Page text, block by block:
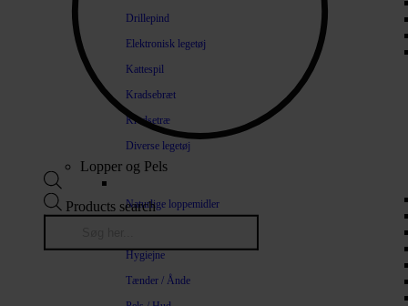
Drillepind
Elektronisk legetøj
Kattespil
Kradsebræt
Kradsetræ
Diverse legetøj
Lopper og Pels
Naturlige loppemidler
Hygiejne
Tænder / Ånde
Products search